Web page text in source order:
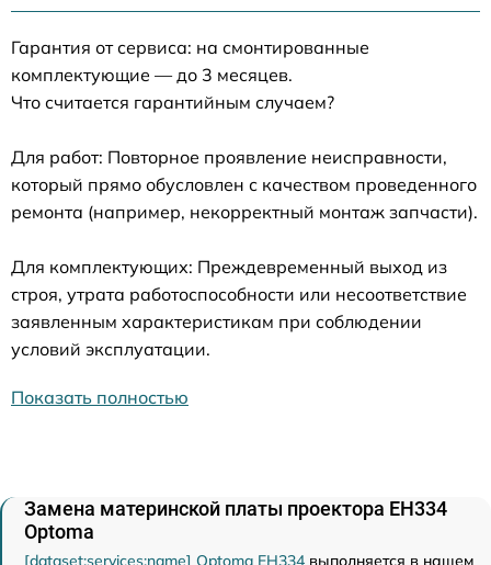
Гарантия от сервиса: на смонтированные
комплектующие — до 3 месяцев.
Что считается гарантийным случаем?
Для работ: Повторное проявление неисправности,
который прямо обусловлен с качеством проведенного
ремонта (например, некорректный монтаж запчасти).
Для комплектующих: Преждевременный выход из
строя, утрата работоспособности или несоответствие
заявленным характеристикам при соблюдении
условий эксплуатации.
Показать полностью
Замена материнской платы проектора EH334
Optoma
[dataset:services:name] Optoma EH334 выполняется в нашем